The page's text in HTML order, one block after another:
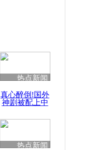
花山节
热点新闻
真心醉倒!国外
神剧被配上中
热点新闻